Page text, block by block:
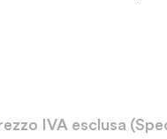
IVA esclusa